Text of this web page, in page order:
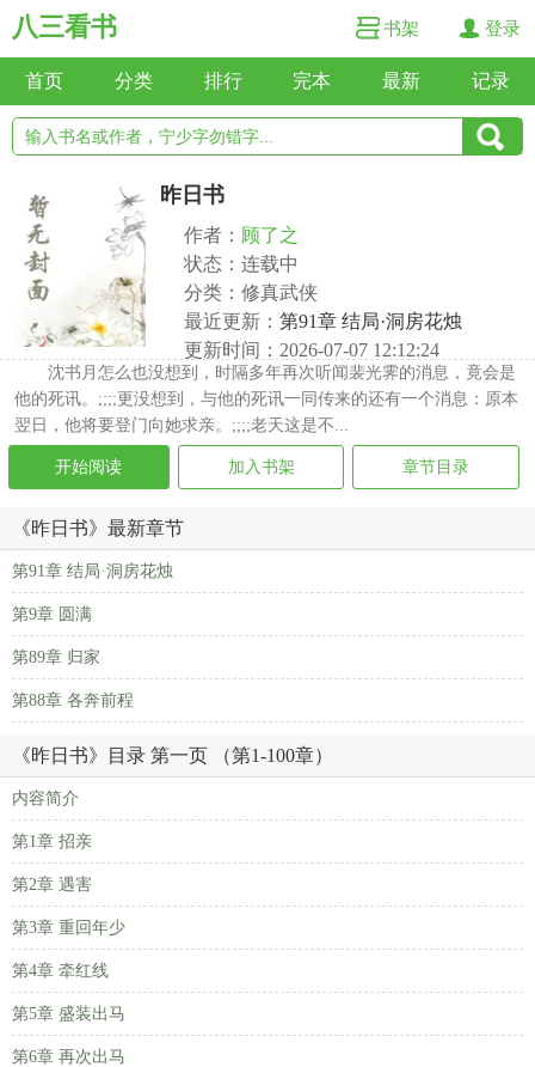
八三看书 书架 登录
首页 分类 排行 完本 最新 记录
昨日书
作者： 顾了之
状态：连载中
分类：修真武侠
最近更新： 第91章 结局·洞房花烛
更新时间：2026-07-07 12:12:24
沈书月怎么也没想到，时隔多年再次听闻裴光霁的消息，竟会是
他的死讯。;;;;更没想到，与他的死讯一同传来的还有一个消息：原本
翌日，他将要登门向她求亲。;;;;老天这是不...
开始阅读 加入书架 章节目录
《昨日书》最新章节
第91章 结局·洞房花烛
第9章 圆满
第89章 归家
第88章 各奔前程
《昨日书》目录 第一页 （第1-100章）
内容简介
第1章 招亲
第2章 遇害
第3章 重回年少
第4章 牵红线
第5章 盛装出马
第6章 再次出马